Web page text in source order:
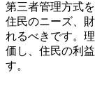
第三者管理方式
住民のニーズ、
れるべきです。
価し、住民の利
す。